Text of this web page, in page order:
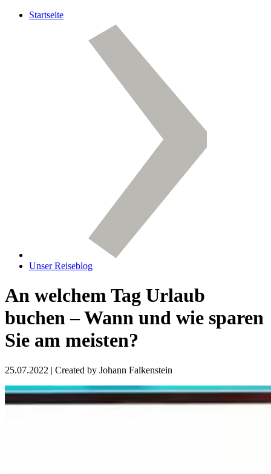
Startseite
Unser Reiseblog
An welchem Tag Urlaub
buchen – Wann und wie sparen
Sie am meisten?
25.07.2022 | Created by Johann Falkenstein